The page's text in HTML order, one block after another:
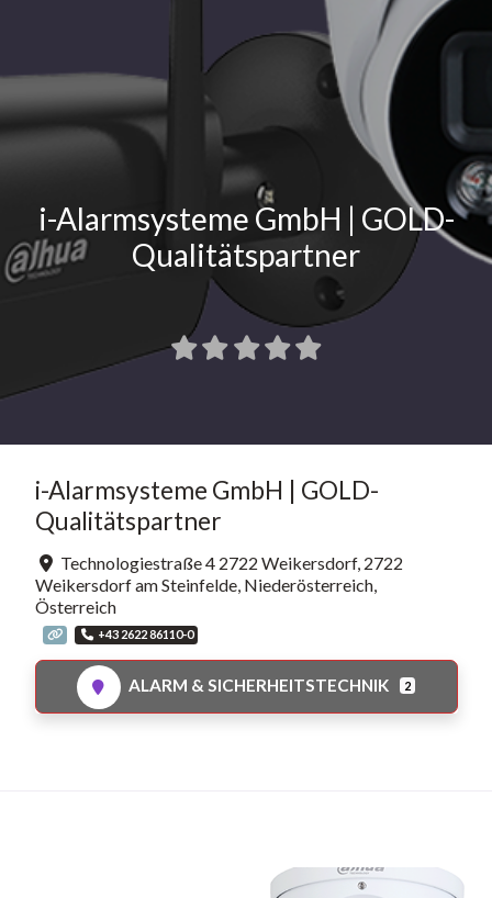
i-Alarmsysteme GmbH | GOLD-
Qualitätspartner
i-Alarmsysteme GmbH | GOLD-
Qualitätspartner
Technologiestraße 4 2722 Weikersdorf, 2722
Weikersdorf am Steinfelde, Niederösterreich,
Österreich
+43 2622 86110-0
ALARM & SICHERHEITSTECHNIK 2